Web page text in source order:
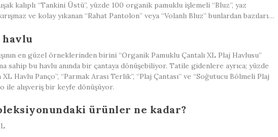
kalıplı “Tankini Üstü”, yüzde 100 organik pamuklu işlemeli “Bluz”, yaz
ve kolay yıkanan “Rahat Pantolon” veya “Volanlı Bluz” bunlardan bazıları…
havlu
en güzel örneklerinden birini “Organik Pamuklu Çantalı XL Plaj Havlusu”
sahip bu havlu anında bir çantaya dönüşebiliyor. Tatile gidenlere ayrıca; yüzde
Havlu Panço”, “Parmak Arası Terlik”, “Plaj Çantası” ve “Soğutucu Bölmeli Plaj
ile alışveriş bir keyfe dönüşüyor.
ürünler ne kadar?